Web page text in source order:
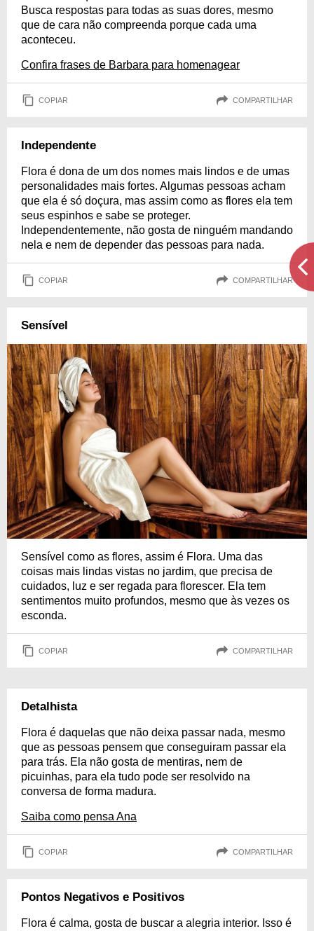
Busca respostas para todas as suas dores, mesmo
que de cara não compreenda porque cada uma
aconteceu.
Confira frases de Barbara para homenagear
COPIAR COMPARTILHAR
Independente
Flora é dona de um dos nomes mais lindos e de umas
personalidades mais fortes. Algumas pessoas acham
que ela é só doçura, mas assim como as flores ela tem
seus espinhos e sabe se proteger.
Independentemente, não gosta de ninguém mandando
nela e nem de depender das pessoas para nada.
COPIAR COMPARTILHAR
Sensível
Sensível como as flores, assim é Flora. Uma das
coisas mais lindas vistas no jardim, que precisa de
cuidados, luz e ser regada para florescer. Ela tem
sentimentos muito profundos, mesmo que às vezes os
esconda.
COPIAR COMPARTILHAR
Detalhista
Flora é daquelas que não deixa passar nada, mesmo
que as pessoas pensem que conseguiram passar ela
para trás. Ela não gosta de mentiras, nem de
picuinhas, para ela tudo pode ser resolvido na
conversa de forma madura.
Saiba como pensa Ana
COPIAR COMPARTILHAR
Pontos Negativos e Positivos
Flora é calma, gosta de buscar a alegria interior. Isso é